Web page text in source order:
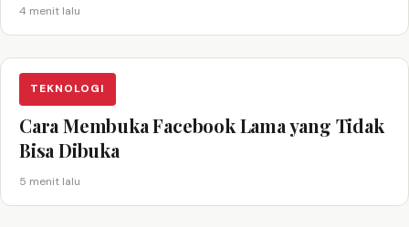
4 menit lalu
TEKNOLOGI
Cara Membuka Facebook Lama yang Tidak
Bisa Dibuka
5 menit lalu